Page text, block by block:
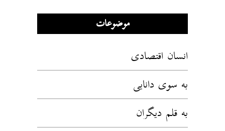
موضوعات
انسان اقتصادی
به سوی دانایی
به قلم دیگران